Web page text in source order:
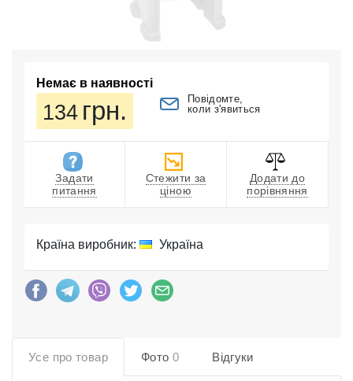
Немає в наявності
134 грн.
Повідомте,
коли з'явиться
Задати
питання
Стежити за
ціною
Додати до
порівняння
Країна виробник: Україна
Усе про товар Фото 0 Відгуки